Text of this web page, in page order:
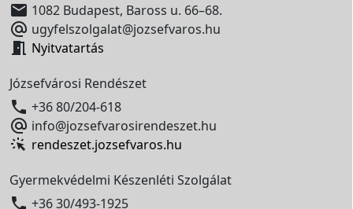
 1082 Budapest, Baross u. 66–68.
 ugyfelszolgalat@jozsefvaros.hu
 Nyitvatartás
Józsefvárosi Rendészet
 +36 80/204-618
 info@jozsefvarosirendeszet.hu
rendeszet.jozsefvaros.hu
Gyermekvédelmi Készenléti Szolgálat
 +36 30/493-1925